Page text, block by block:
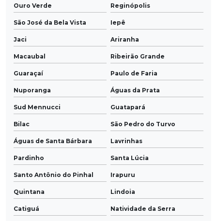
Ouro Verde Reginópolis
São José da Bela Vista Iepê
Jaci Ariranha
Macaubal Ribeirão Grande
Guaraçaí Paulo de Faria
Nuporanga Águas da Prata
Sud Mennucci Guatapará
Bilac São Pedro do Turvo
Águas de Santa Bárbara Lavrinhas
Pardinho Santa Lúcia
Santo Antônio do Pinhal Irapuru
Quintana Lindoia
Catiguá Natividade da Serra